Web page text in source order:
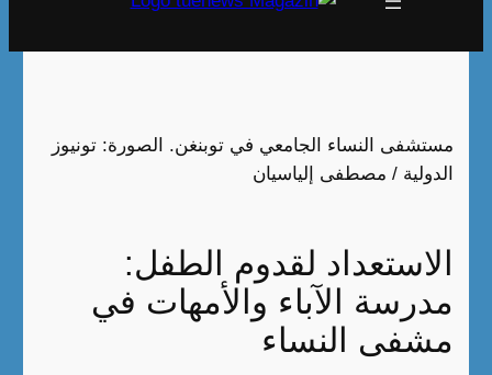
مستشفى النساء الجامعي في توبنغن. الصورة: تونيوز
الدولية / مصطفى إلياسيان
الاستعداد لقدوم الطفل:
مدرسة الآباء والأمهات في
مشفى النساء